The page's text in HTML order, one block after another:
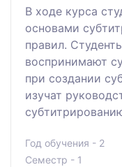
В ходе курса
основами
правил.
воспринимают
при создании
изучат
Год обучения - 2
Семестр - 1